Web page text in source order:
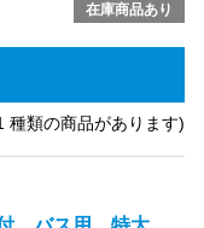
在庫商品あり
種類の商品があります)